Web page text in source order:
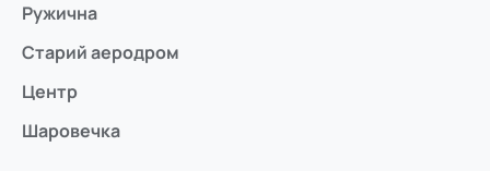
Ружична
Старий аеродром
Центр
Шаровечка